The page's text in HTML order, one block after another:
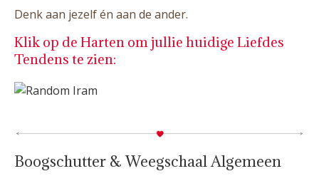
Denk aan jezelf én aan de ander.
Klik op de Harten om jullie huidige Liefdes
Tendens te zien:
Boogschutter & Weegschaal Algemeen